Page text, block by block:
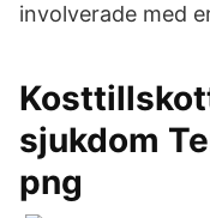
involverade med
sjukdom
png